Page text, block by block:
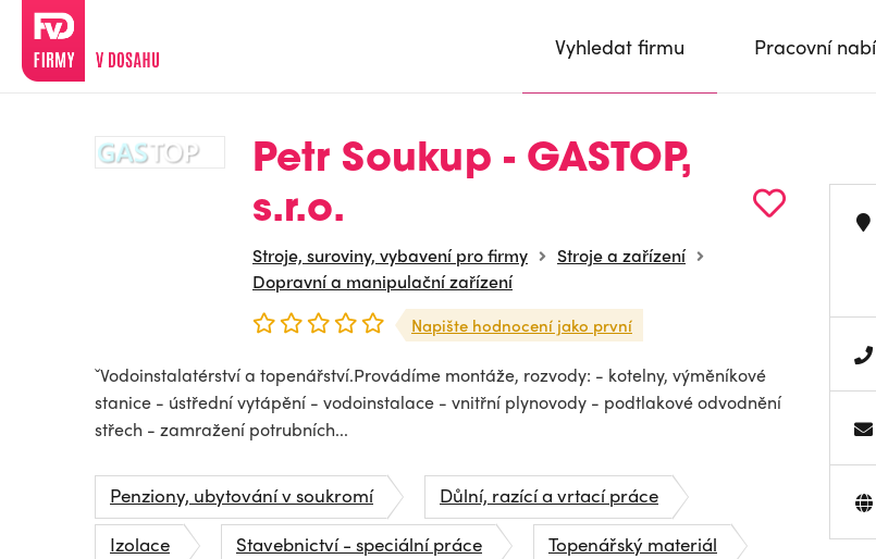
Vyhledat firmu Pracovní
Petr Soukup - GASTOP,
s.r.o.
Stroje, suroviny, vybavení pro firmy
Stroje a zařízení
Dopravní a manipulační zařízení
Napište hodnocení jako první
ˇVodoinstalatérství a topenářství.Provádíme montáže, rozvody: - kotelny, výměníkové
stanice - ústřední vytápění - vodoinstalace - vnitřní plynovody - podtlakové odvodnění
střech - zamražení potrubních...
Penziony, ubytování v soukromí
Důlní, razící a vrtací práce
Izolace
Stavebnictví - speciální práce
Topenářský materiál